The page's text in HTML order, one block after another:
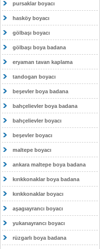
pursaklar boyacı
hasköy boyacı
gölbaşı boyacı
gölbaşı boya badana
eryaman tavan kaplama
tandogan boyacı
beşevler boya badana
bahçelievler boya badana
bahçelievler boyacı
beşevler boyacı
maltepe boyacı
ankara maltepe boya badana
kırıkkonaklar boya badana
kırıkkonaklar boyacı
aşagıayrancı boyacı
yukarıayrancı boyacı
rüzgarlı boya badana